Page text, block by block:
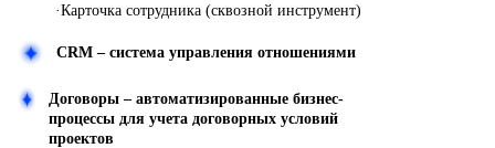
·Карточка сотрудника (сквозной инструмент)
CRM – система управления отношениями
Договоры – автоматизированные бизнес-
процессы для учета договорных условий
проектов